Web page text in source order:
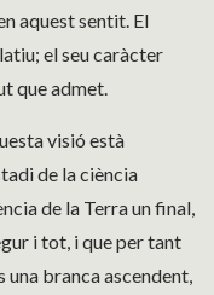
aquest sentit. El
el seu caràcter
que admet.
visió està
de la ciència
de la Terra un final,
i tot, i que per tant
una branca ascendent,